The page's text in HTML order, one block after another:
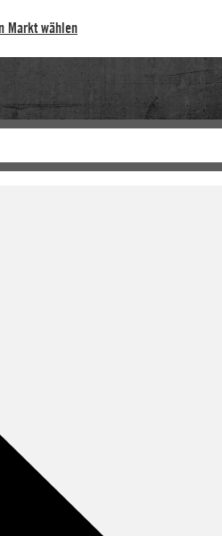
Markt wählen